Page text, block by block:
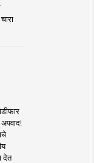
अपवाद!
देत